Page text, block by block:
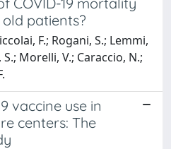
patients?
F.; Rogani, S.; Lemmi,
Morelli, V.; Caraccio, N.;
vaccine use in
centers: The